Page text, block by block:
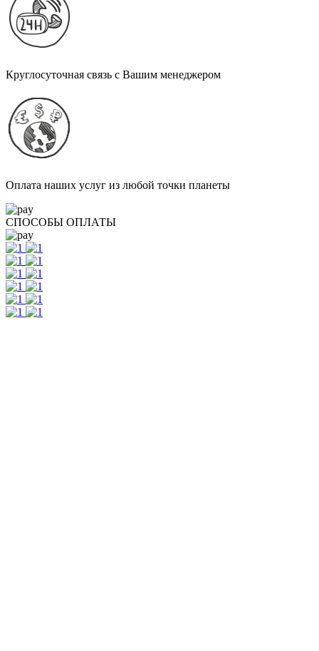
Круглосуточная связь с Вашим менеджером
Оплата наших услуг из любой точки планеты
СПОСОБЫ ОПЛАТЫ